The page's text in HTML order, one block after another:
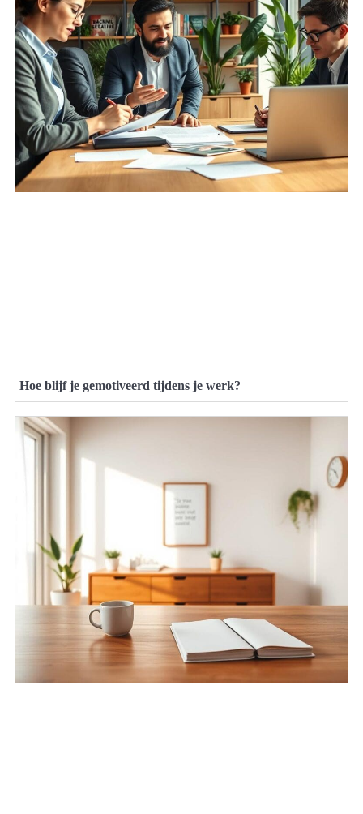
Hoe blijf je gemotiveerd tijdens je werk?